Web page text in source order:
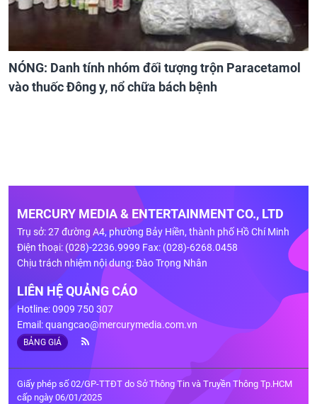
NÓNG: Danh tính nhóm đối tượng trộn Paracetamol
vào thuốc Đông y, nổ chữa bách bệnh
MERCURY MEDIA & ENTERTAINMENT CO., LTD
Trụ sở: 27 đường A4, phường Bảy Hiền, thành phố Hồ Chí Minh
Điện thoại: (028)-2236.9999 Fax: (028)-6268.0458
Chịu trách nhiệm nội dung: Đào Trọng Nhân
LIÊN HỆ QUẢNG CÁO
Hotline: 0909 750 307
Email:quangcao@mercurymedia.com.vn
BẢNG GIÁ
Giấy phép số 02/GP-TTĐT do Sở Thông Tin và Truyền Thông Tp.HCM
cấp ngày 06/01/2025